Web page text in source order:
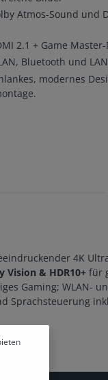
Atmos-Sound und
2.1 + Game
Bluetooth und
modernes
4K
Vision & HDR10+ für
Gaming; WLAN-
Sprachsteuerung